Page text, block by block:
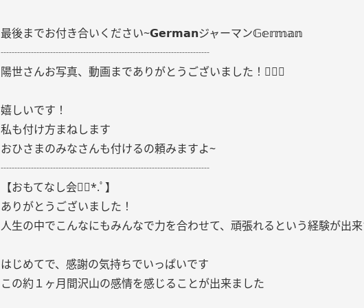
最後までお付き合いください~𝗚𝗲𝗿𝗺𝗮𝗻ジャーマン𝔾𝕖𝕣𝕞𝕒𝕟
┈┈┈┈┈┈┈┈┈┈┈┈┈┈┈┈┈┈┈
陽世さんお写真、動画までありがとうございました！🙇🏻‍♀️
嬉しいです！
私も付け方まねします
おひさまのみなさんも付けるの頼みますよ~
┈┈┈┈┈┈┈┈┈┈┈┈┈┈┈┈┈┈┈
【おもてなし会❁⃘*.ﾟ】
ありがとうございました！
人生の中でこんなにもみんなで力を合わせて、頑張れるという経験が出
はじめてで、感謝の気持ちでいっぱいです
この約１ヶ月間沢山の感情を感じることが出来ました